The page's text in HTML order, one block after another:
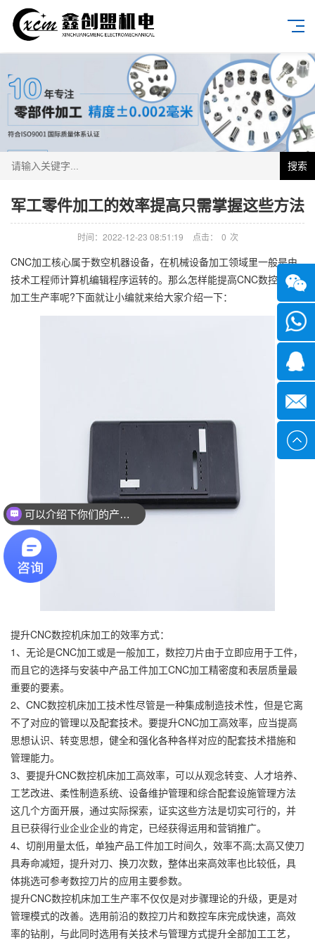
搜索
军工零件加工的效率提高只需掌握这些方法
时间：2022-12-23 08:51:19 点击： 0 次
CNC加工核心属于数空机器设备，在机械设备加工领域里一般是由
技术工程师计算机编辑程序运转的。那么怎样能提高CNC数控机床
加工生产率呢?下面就让小编就来给大家介绍一下：
提升CNC数控机床加工的效率方式：
1、无论是CNC加工或是一般加工，数控刀片由于立即应用于工件，
而且它的选择与安装中产品工件加工CNC加工精密度和表层质量最
重要的要素。
2、CNC数控机床加工技术性尽管是一种集成制造技术性，但是它离
不了对应的管理以及配套技术。要提升CNC加工高效率，应当提高
思想认识、转变思想，健全和强化各种各样对应的配套技术措施和
管理能力。
3、要提升CNC数控机床加工高效率，可以从观念转变、人才培养、
工艺改进、柔性制造系统、设备维护管理和综合配套设施管理方法
这几个方面开展，通过实际探索，证实这些方法是切实可行的，并
且已获得行业企业企业的肯定，已经获得运用和营销推广。
4、切削用量太低，单独产品工件加工时间久，效率不高;太高又使刀
具寿命减短，提升对刀、换刀次数，整体出来高效率也比较低，具
体挑选可参考数控刀片的应用主要参数。
提升CNC数控机床加工生产率不仅仅是对步骤理论的升级，更是对
管理模式的改善。选用前沿的数控刀片和数控车床完成快速，高效
率的钻削，与此同时选用有关技术与管理方式提升全部加工工艺，
微信